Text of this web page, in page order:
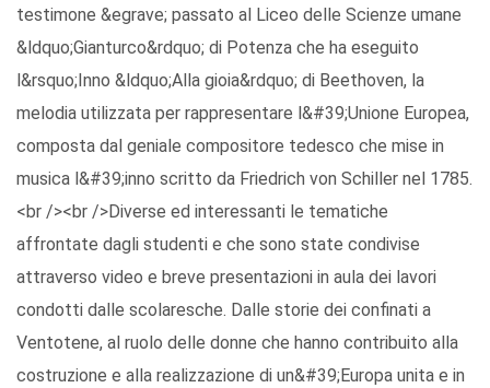
testimone &egrave; passato al Liceo delle Scienze umane
&ldquo;Gianturco&rdquo; di Potenza che ha eseguito
l&rsquo;Inno &ldquo;Alla gioia&rdquo; di Beethoven, la
melodia utilizzata per rappresentare l&#39;Unione Europea,
composta dal geniale compositore tedesco che mise in
musica l&#39;inno scritto da Friedrich von Schiller nel 1785.
<br /><br />Diverse ed interessanti le tematiche
affrontate dagli studenti e che sono state condivise
attraverso video e breve presentazioni in aula dei lavori
condotti dalle scolaresche. Dalle storie dei confinati a
Ventotene, al ruolo delle donne che hanno contribuito alla
costruzione e alla realizzazione di un&#39;Europa unita e in